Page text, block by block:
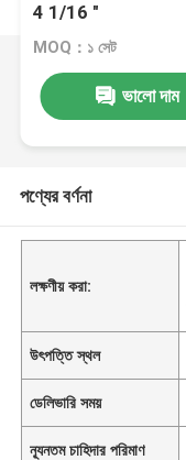
4 1/16 "
MOQ：১ সেট
ভালো দাম
পণ্যের বর্ণনা
লক্ষণীয় করা:
উৎপত্তি স্থল
ডেলিভারি সময়
ন্যূনতম চাহিদার পরিমাণ